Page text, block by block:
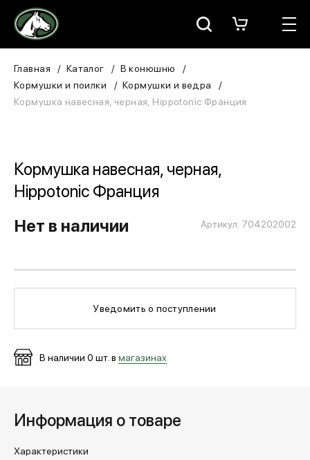
Москва
Для всадника
В конюшню
ЗООТОВАРЫ
Для собаки
МЕДИА
Главная Каталог
В конюшню
Кормушки и поилки
Кормушки и ведра
Кормушка навесная, черная, Hippotonic Франция
Кормушка навесная, черная,
Hippotonic Франция
Артикул: 704202002
Нет в наличии
Уведомить о поступлении
В наличии 0 шт. в магазинах
Информация о товаре
Характеристики